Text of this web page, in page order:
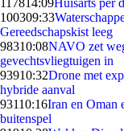
117814:09Huisarts per
100309:33
Gereedschapskist leeg
98310:08NAVO zet
gevechtsvliegtuigen in
93910:32Drone met
hybride aanval
93110:16Iran en Oman
buitenspel